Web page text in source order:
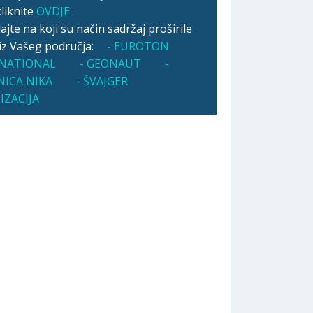
OVDJE
na koji su način sadržaj proširile
Vašeg područja:
- EUROTON
- GEONAUT
-
NIKA
- ŠVAJGER